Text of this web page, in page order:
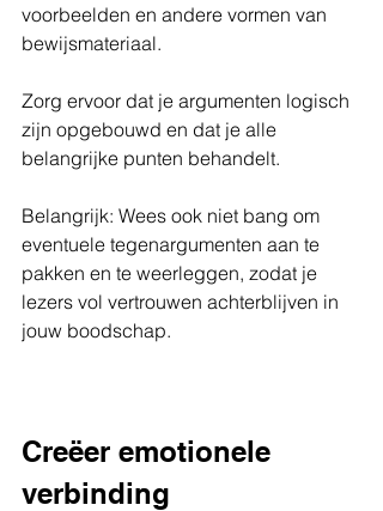
voorbeelden en andere vormen van
bewijsmateriaal.
Zorg ervoor dat je argumenten logisch
zijn opgebouwd en dat je alle
belangrijke punten behandelt.
Belangrijk: Wees ook niet bang om
eventuele tegenargumenten aan te
pakken en te weerleggen, zodat je
lezers vol vertrouwen achterblijven in
jouw boodschap.
Creëer emotionele
verbinding